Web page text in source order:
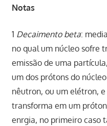
Notas
1 Decaimento beta:
no qual um núcleo sofre
emissão de uma
um dos prótons do
nêutron, ou um elétron,
transforma em um
enrgia, no primeiro caso